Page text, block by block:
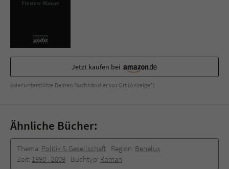
Jetzt kaufen bei
oder unterstütze Deinen Buchhändler vor Ort (Anzeige*)
Ähnliche Bücher:
Thema: Politik & Gesellschaft Region: Benelux
Zeit: 1990 -­ 2009 Buchtyp: Roman